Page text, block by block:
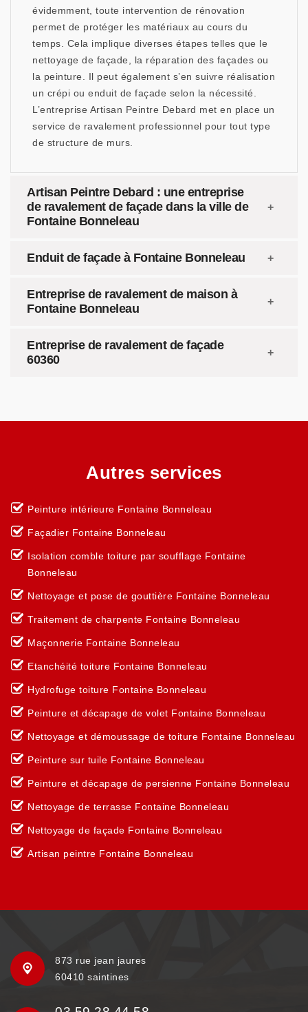
évidemment, toute intervention de rénovation
permet de protéger les matériaux au cours du
temps. Cela implique diverses étapes telles que le
nettoyage de façade, la réparation des façades ou
la peinture. Il peut également s’en suivre réalisation
un crépi ou enduit de façade selon la nécessité.
L’entreprise Artisan Peintre Debard met en place un
service de ravalement professionnel pour tout type
de structure de murs.
Artisan Peintre Debard : une entreprise
de ravalement de façade dans la ville de
Fontaine Bonneleau
Enduit de façade à Fontaine Bonneleau
Entreprise de ravalement de maison à
Fontaine Bonneleau
Entreprise de ravalement de façade
60360
Autres services
Peinture intérieure Fontaine Bonneleau
Façadier Fontaine Bonneleau
Isolation comble toiture par soufflage Fontaine
Bonneleau
Nettoyage et pose de gouttière Fontaine Bonneleau
Traitement de charpente Fontaine Bonneleau
Maçonnerie Fontaine Bonneleau
Etanchéité toiture Fontaine Bonneleau
Hydrofuge toiture Fontaine Bonneleau
Peinture et décapage de volet Fontaine Bonneleau
Nettoyage et démoussage de toiture Fontaine Bonneleau
Peinture sur tuile Fontaine Bonneleau
Peinture et décapage de persienne Fontaine Bonneleau
Nettoyage de terrasse Fontaine Bonneleau
Nettoyage de façade Fontaine Bonneleau
Artisan peintre Fontaine Bonneleau
873 rue jean jaures
60410 saintines